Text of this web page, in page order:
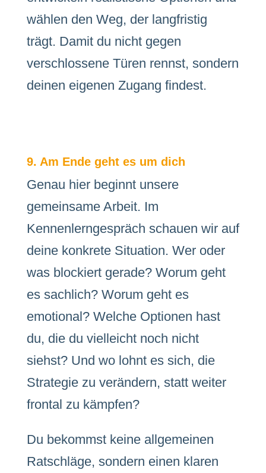
wählen den Weg, der langfristig
trägt. Damit du nicht gegen
verschlossene Türen rennst, sondern
deinen eigenen Zugang findest.
9. Am Ende geht es um dich
Genau hier beginnt unsere
gemeinsame Arbeit. Im
Kennenlerngespräch schauen wir auf
deine konkrete Situation. Wer oder
was blockiert gerade? Worum geht
es sachlich? Worum geht es
emotional? Welche Optionen hast
du, die du vielleicht noch nicht
siehst? Und wo lohnt es sich, die
Strategie zu verändern, statt weiter
frontal zu kämpfen?
Du bekommst keine allgemeinen
Ratschläge, sondern einen klaren